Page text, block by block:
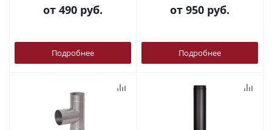
от 490 руб.
Подробнее
от 950 руб.
Подробнее